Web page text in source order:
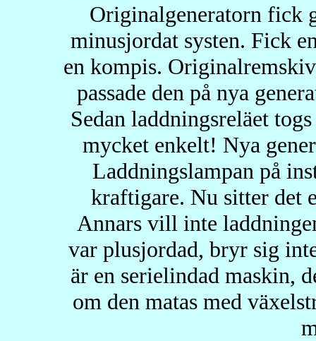
Originalgeneratorn fick
minusjordat systen. Fick
en kompis.
passade den på nya
Sedan laddningsreläet
mycket enkelt! Nya
Laddningslampan på
kraftigare. Nu sitter det
Annars vill inte
var plusjordad, bryr sig
är en serielindad maskin,
om den matas med